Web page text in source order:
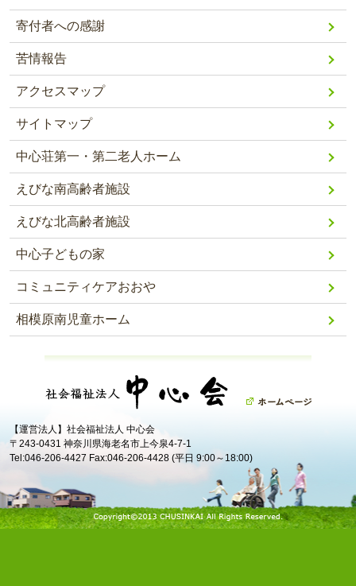
寄付者への感謝
苦情報告
アクセスマップ
サイトマップ
中心荘第一・第二老人ホーム
えびな南高齢者施設
えびな北高齢者施設
中心子どもの家
コミュニティケアおおや
相模原南児童ホーム
【運営法人】社会福祉法人 中心会
〒243-0431 神奈川県海老名市上今泉4-7-1
Tel:046-206-4427 Fax:046-206-4428 (平日 9:00～18:00)